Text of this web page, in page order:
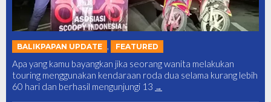
BALIKPAPAN UPDATE , FEATURED
Apa yang kamu bayangkan jika seorang wanita melakukan
touring menggunakan kendaraan roda dua selama kurang lebih
60 hari dan berhasil mengunjungi 13